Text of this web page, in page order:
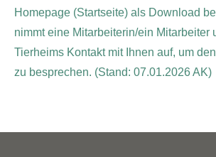
Homepage (Startseite) als Download
nimmt eine Mitarbeiterin/ein Mitarbeiter
Tierheims Kontakt mit Ihnen auf, um
zu besprechen. (Stand: 07.01.2026 AK)